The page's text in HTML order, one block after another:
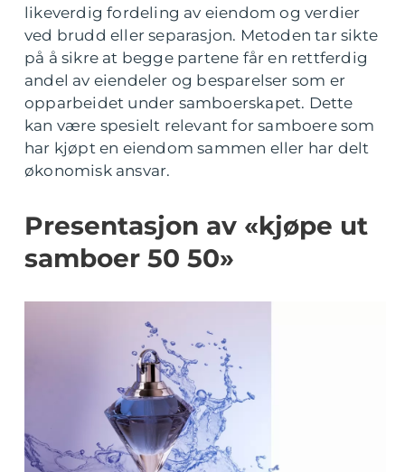
likeverdig fordeling av eiendom og verdier
ved brudd eller separasjon. Metoden tar sikte
på å sikre at begge partene får en rettferdig
andel av eiendeler og besparelser som er
opparbeidet under samboerskapet. Dette
kan være spesielt relevant for samboere som
har kjøpt en eiendom sammen eller har delt
økonomisk ansvar.
Presentasjon av «kjøpe ut
samboer 50 50»